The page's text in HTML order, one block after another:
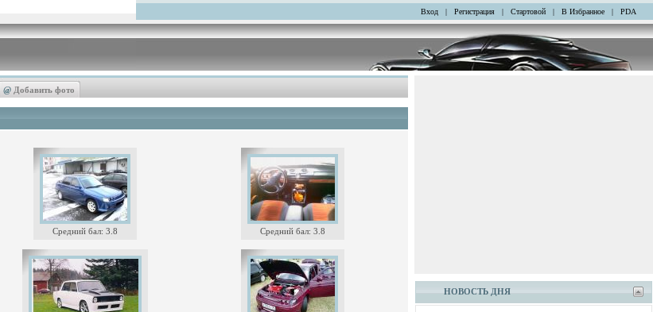
Вход | Регистрация | Стартовой | В Избранное | PDA
@ Добавить фото
Средний бал: 3.8 Средний бал: 3.8
НОВОСТЬ ДНЯ